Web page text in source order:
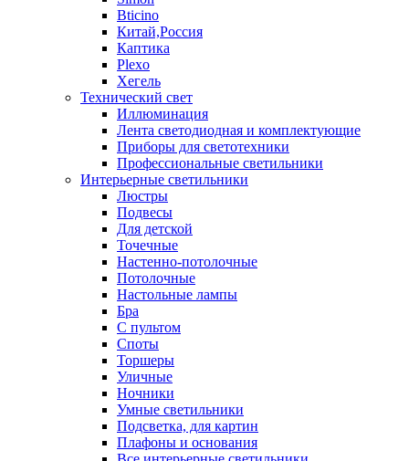
Bticino
Китай,Россия
Каптика
Plexo
Хегель
Технический свет
Иллюминация
Лента светодиодная и комплектующие
Приборы для светотехники
Профессиональные светильники
Интерьерные светильники
Люстры
Подвесы
Для детской
Точечные
Настенно-потолочные
Потолочные
Настольные лампы
Бра
С пультом
Споты
Торшеры
Уличные
Ночники
Умные светильники
Подсветка, для картин
Плафоны и основания